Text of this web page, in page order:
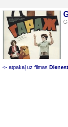
<- atpakaļ uz filmas